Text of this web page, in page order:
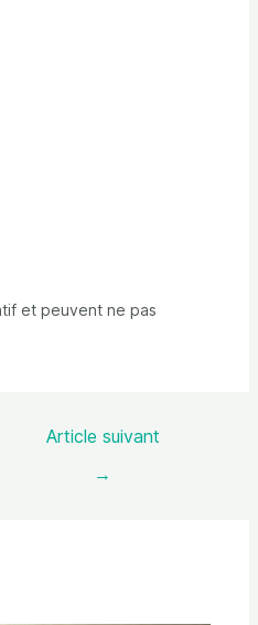
et peuvent ne pas
Article suivant
→